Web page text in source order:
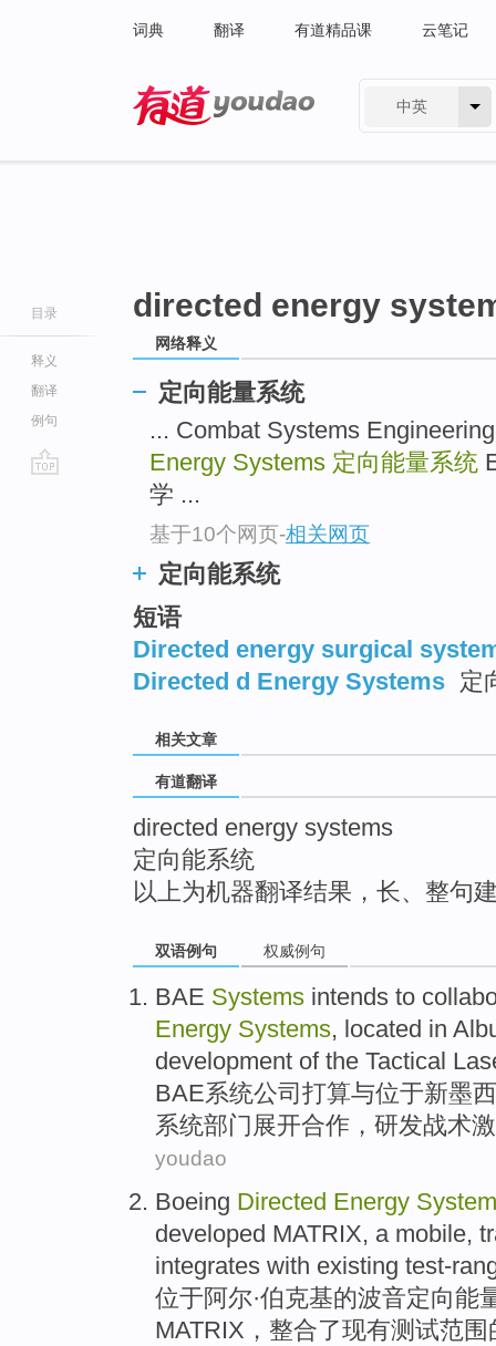
词典 翻译 有道精品课 云笔记
中英
目录
释义
翻译
例句
directed energy
网络释义
定向能量系统
... Combat Systems
Energy Systems 定向能量系统
学 ...
基于10个网页-相关网页
定向能系统
短语
Directed energy surgical
Directed d Energy Systems 定
相关文章
有道翻译
directed energy systems
定向能系统
以上为机器翻译结果，长、整句
双语例句 权威例句
BAE Systems intends to
Energy Systems, located in
development ofthe Tactical
BAE系统公司 打算与位于新墨
系统部门展开合作， 研发战术
youdao
Boeing Directed Energy
developed MATRIX, a mobile,
integrates with existing test-
位于阿尔·伯克基的波音定向能
MATRIX ， 整合了现有测试范围